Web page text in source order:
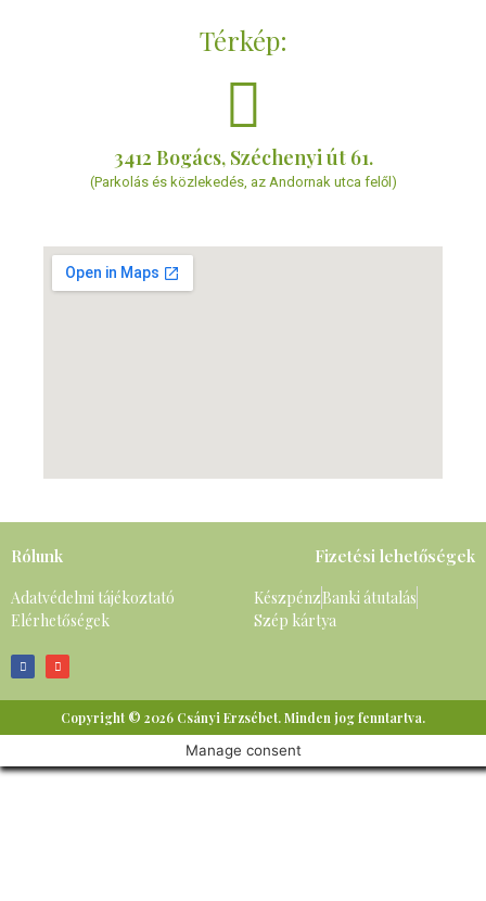
Térkép:
3412 Bogács, Széchenyi út 61.
(Parkolás és közlekedés, az Andornak utca felől)
Rólunk
Adatvédelmi tájékoztató
Elérhetőségek
Fizetési lehetőségek
KészpénzBanki átutalás
Szép kártya
Copyright © 2026 Csányi Erzsébet. Minden jog fenntartva.
Manage consent